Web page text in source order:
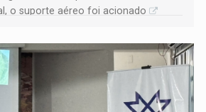
o suporte aéreo foi acionado